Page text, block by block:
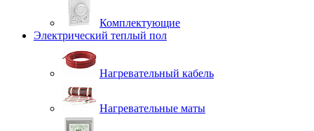
Комплектующие
Электрический теплый пол
Нагревательный кабель
Нагревательные маты